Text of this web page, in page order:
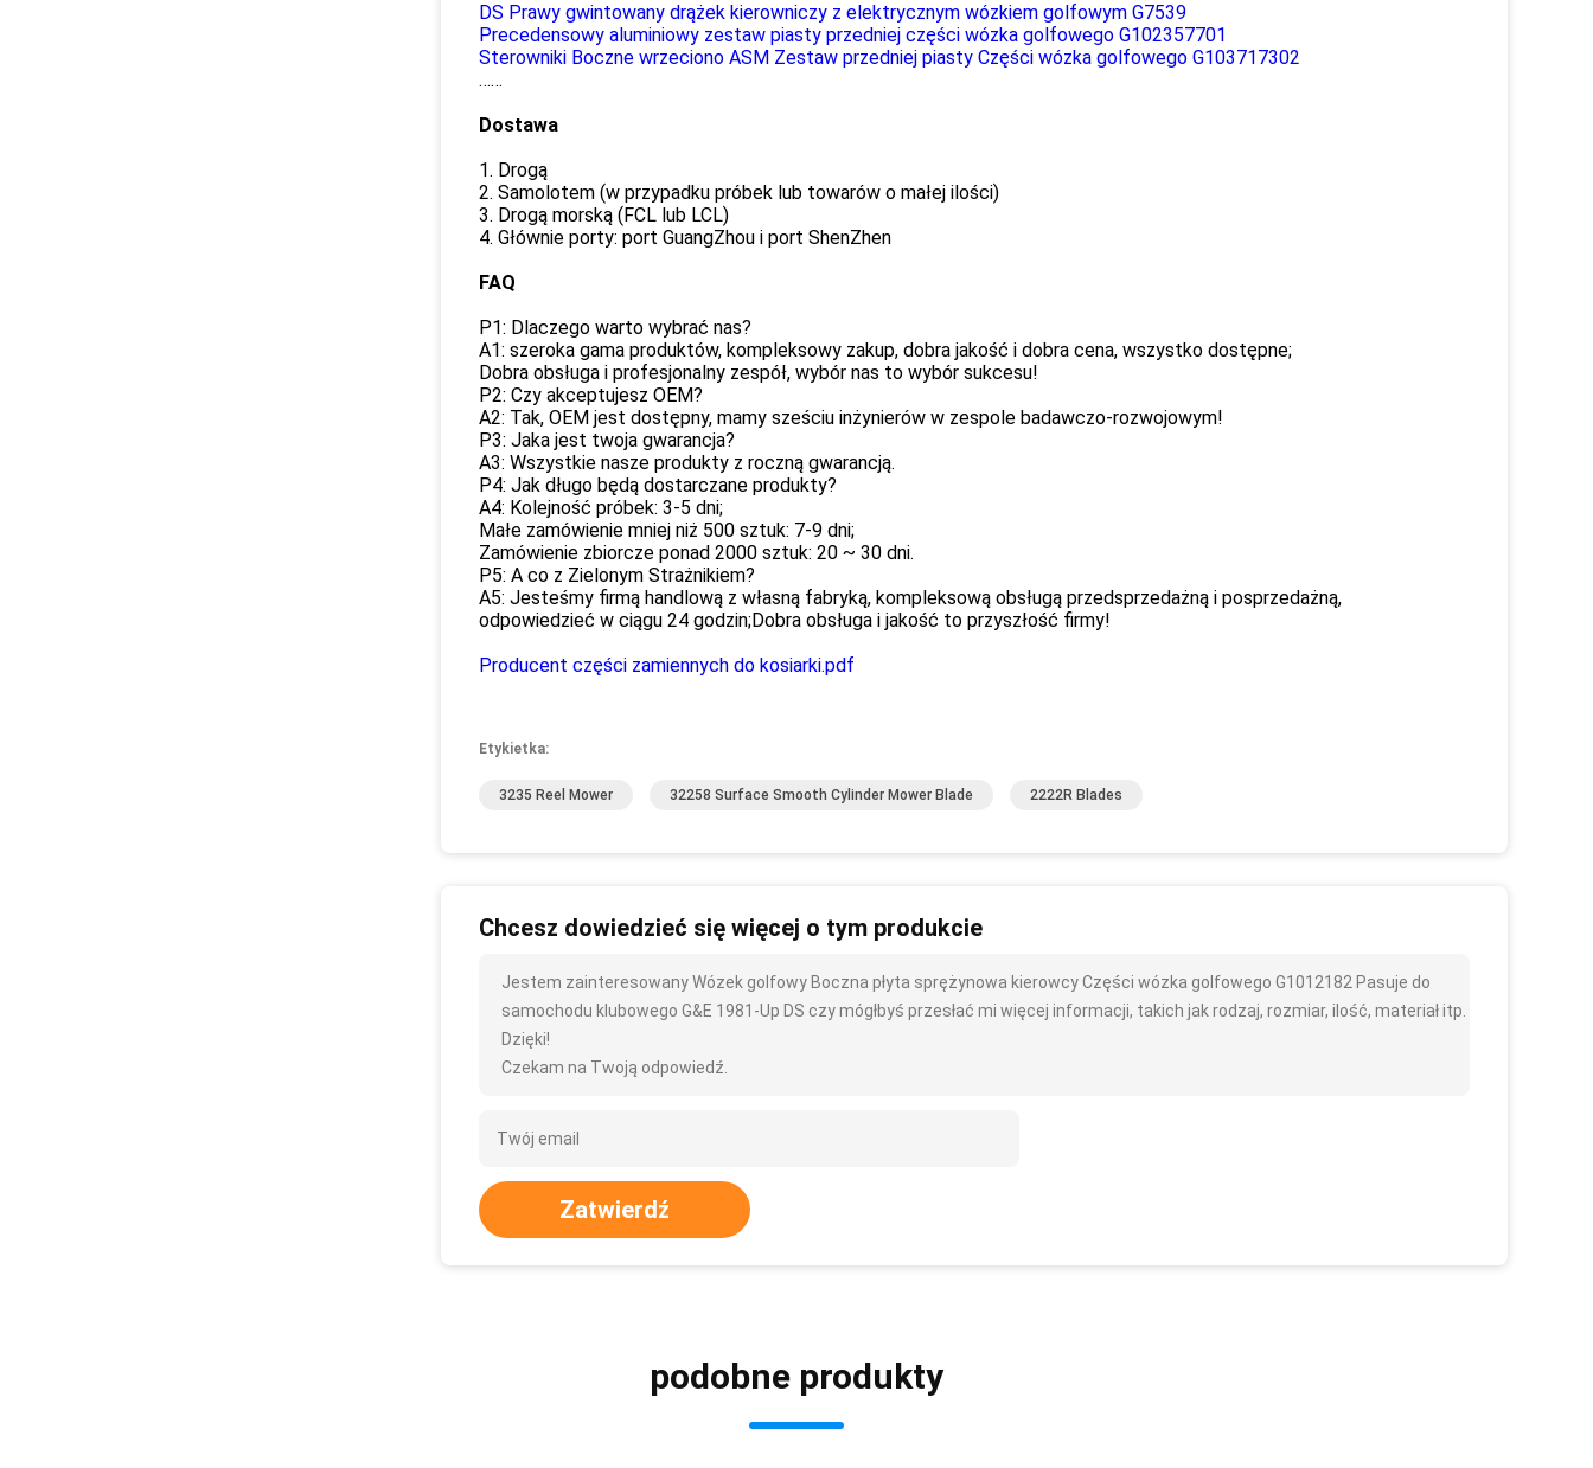
DS Prawy gwintowany drążek kierowniczy z elektrycznym wózkiem golfowym G7539
Precedensowy aluminiowy zestaw piasty przedniej części wózka golfowego G102357701
Sterowniki Boczne wrzeciono ASM Zestaw przedniej piasty Części wózka golfowego G103717302
……
Dostawa
1. Drogą
2. Samolotem (w przypadku próbek lub towarów o małej ilości)
3. Drogą morską (FCL lub LCL)
4. Głównie porty: port GuangZhou i port ShenZhen
FAQ
P1: Dlaczego warto wybrać nas?
A1: szeroka gama produktów, kompleksowy zakup, dobra jakość i dobra cena, wszystko dostępne;
Dobra obsługa i profesjonalny zespół, wybór nas to wybór sukcesu!
P2: Czy akceptujesz OEM?
A2: Tak, OEM jest dostępny, mamy sześciu inżynierów w zespole badawczo-rozwojowym!
P3: Jaka jest twoja gwarancja?
A3: Wszystkie nasze produkty z roczną gwarancją.
P4: Jak długo będą dostarczane produkty?
A4: Kolejność próbek: 3-5 dni;
Małe zamówienie mniej niż 500 sztuk: 7-9 dni;
Zamówienie zbiorcze ponad 2000 sztuk: 20 ~ 30 dni.
P5: A co z Zielonym Strażnikiem?
A5: Jesteśmy firmą handlową z własną fabryką, kompleksową obsługą przedsprzedażną i posprzedażną,
odpowiedzieć w ciągu 24 godzin;Dobra obsługa i jakość to przyszłość firmy!
Producent części zamiennych do kosiarki.pdf
Etykietka:
3235 Reel Mower 32258 Surface Smooth Cylinder Mower Blade 2222R Blades
Chcesz dowiedzieć się więcej o tym produkcie
Jestem zainteresowany Wózek golfowy Boczna płyta sprężynowa kierowcy Części wózka golfowego G1012182 Pasuje do
samochodu klubowego G&E 1981-Up DS czy mógłbyś przesłać mi więcej informacji, takich jak rodzaj, rozmiar, ilość, materiał itp.
Dzięki!
Czekam na Twoją odpowiedź.
Zatwierdź
podobne produkty